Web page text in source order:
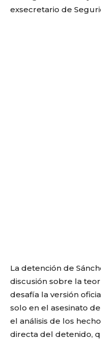
exsecretario de
La detención de
discusión sobre la
desafía la versión
solo en el asesinato
el análisis de los
directa del detenido,